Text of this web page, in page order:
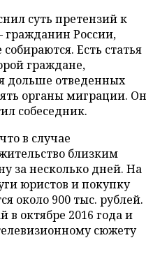
суть претензий к
гражданин России,
Есть статья
граждане,
дольше отведенных
органы миграции. Он
собеседник.
в случае
близким
за несколько дней. На
юристов и покупку
около 900 тыс. рублей.
в октябре 2016 года и
сюжету